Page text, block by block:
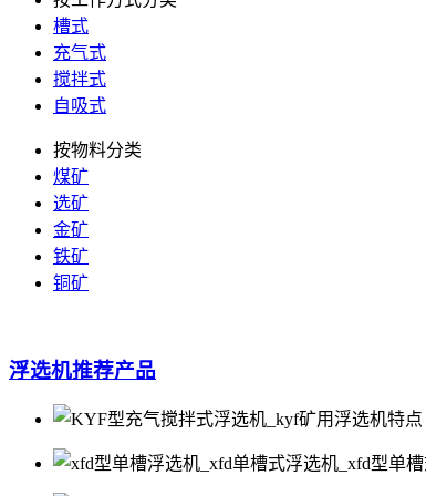
槽式
充气式
搅拌式
自吸式
按物料分类
煤矿
选矿
金矿
铁矿
铜矿
浮选机推荐产品